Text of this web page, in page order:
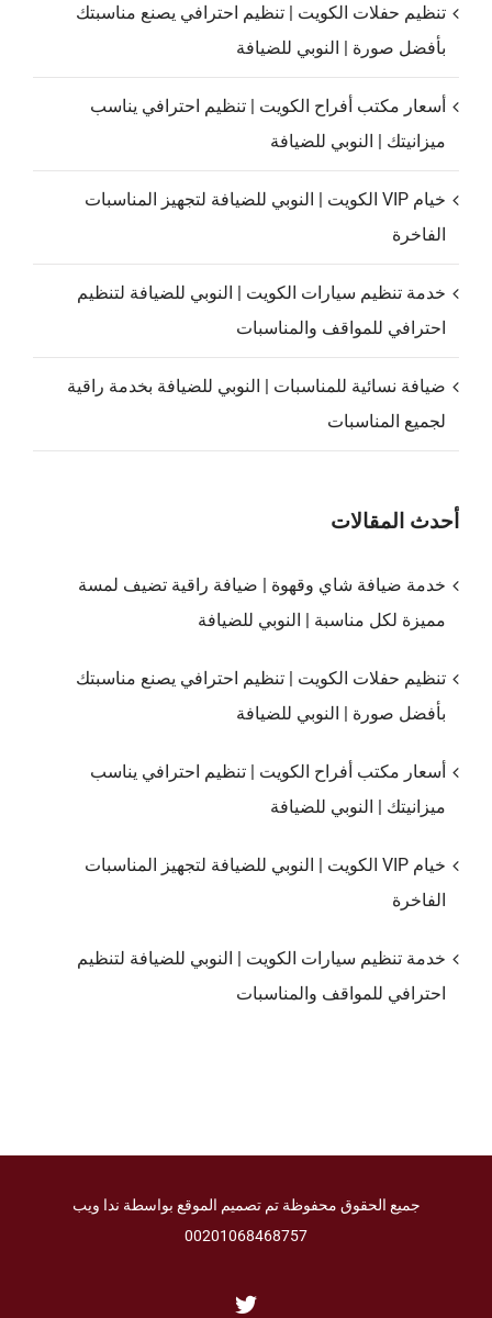
تنظيم حفلات الكويت | تنظيم احترافي يصنع مناسبتك
بأفضل صورة | النوبي للضيافة
أسعار مكتب أفراح الكويت | تنظيم احترافي يناسب
ميزانيتك | النوبي للضيافة
خيام VIP الكويت | النوبي للضيافة لتجهيز المناسبات
الفاخرة
خدمة تنظيم سيارات الكويت | النوبي للضيافة لتنظيم
احترافي للمواقف والمناسبات
ضيافة نسائية للمناسبات | النوبي للضيافة بخدمة راقية
لجميع المناسبات
أحدث المقالات
خدمة ضيافة شاي وقهوة | ضيافة راقية تضيف لمسة
مميزة لكل مناسبة | النوبي للضيافة
تنظيم حفلات الكويت | تنظيم احترافي يصنع مناسبتك
بأفضل صورة | النوبي للضيافة
أسعار مكتب أفراح الكويت | تنظيم احترافي يناسب
ميزانيتك | النوبي للضيافة
خيام VIP الكويت | النوبي للضيافة لتجهيز المناسبات
الفاخرة
خدمة تنظيم سيارات الكويت | النوبي للضيافة لتنظيم
احترافي للمواقف والمناسبات
جميع الحقوق محفوظة تم تصميم الموقع بواسطة ندا ويب
00201068468757